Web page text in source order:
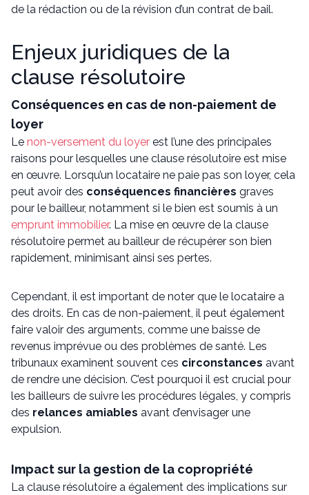
de la rédaction ou de la révision d’un contrat de bail.
Enjeux juridiques de la
clause résolutoire
Conséquences en cas de non-paiement de
loyer
Le non-versement du loyer est l’une des principales
raisons pour lesquelles une clause résolutoire est mise
en œuvre. Lorsqu’un locataire ne paie pas son loyer, cela
peut avoir des conséquences financières graves
pour le bailleur, notamment si le bien est soumis à un
emprunt immobilier. La mise en œuvre de la clause
résolutoire permet au bailleur de récupérer son bien
rapidement, minimisant ainsi ses pertes.
Cependant, il est important de noter que le locataire a
des droits. En cas de non-paiement, il peut également
faire valoir des arguments, comme une baisse de
revenus imprévue ou des problèmes de santé. Les
tribunaux examinent souvent ces circonstances avant
de rendre une décision. C’est pourquoi il est crucial pour
les bailleurs de suivre les procédures légales, y compris
des relances amiables avant d’envisager une
expulsion.
Impact sur la gestion de la copropriété
La clause résolutoire a également des implications sur